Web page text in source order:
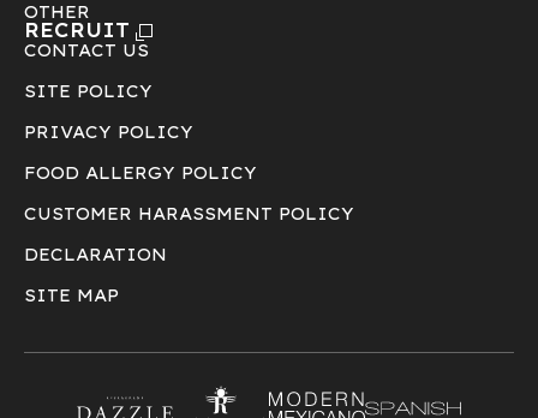
OTHER
RECRUIT
CONTACT US
SITE POLICY
PRIVACY POLICY
FOOD ALLERGY POLICY
CUSTOMER HARASSMENT POLICY
DECLARATION
SITE MAP